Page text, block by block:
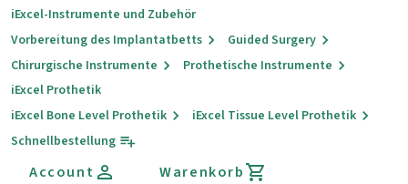
iExcel-Instrumente und Zubehör
Vorbereitung des Implantatbetts
Guided Surgery
Chirurgische Instrumente
Prothetische Instrumente
iExcel Prothetik
iExcel Bone Level Prothetik
iExcel Tissue Level Prothetik
Schnellbestellung
Account Warenkorb